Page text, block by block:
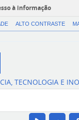
à informação
ALTO CONTRASTE
TECNOLOGIA E